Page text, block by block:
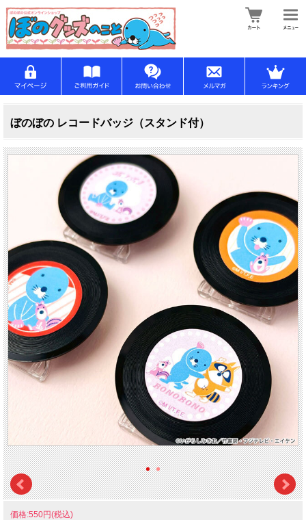
ぼのぼの レコードバッジ（スタンド付）
価格:550円(税込)